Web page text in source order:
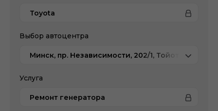
Toyota
Выбор автоцентра
Минск, пр. Независимости, 202/1, Тойота Центр
Услуга
Ремонт генератора